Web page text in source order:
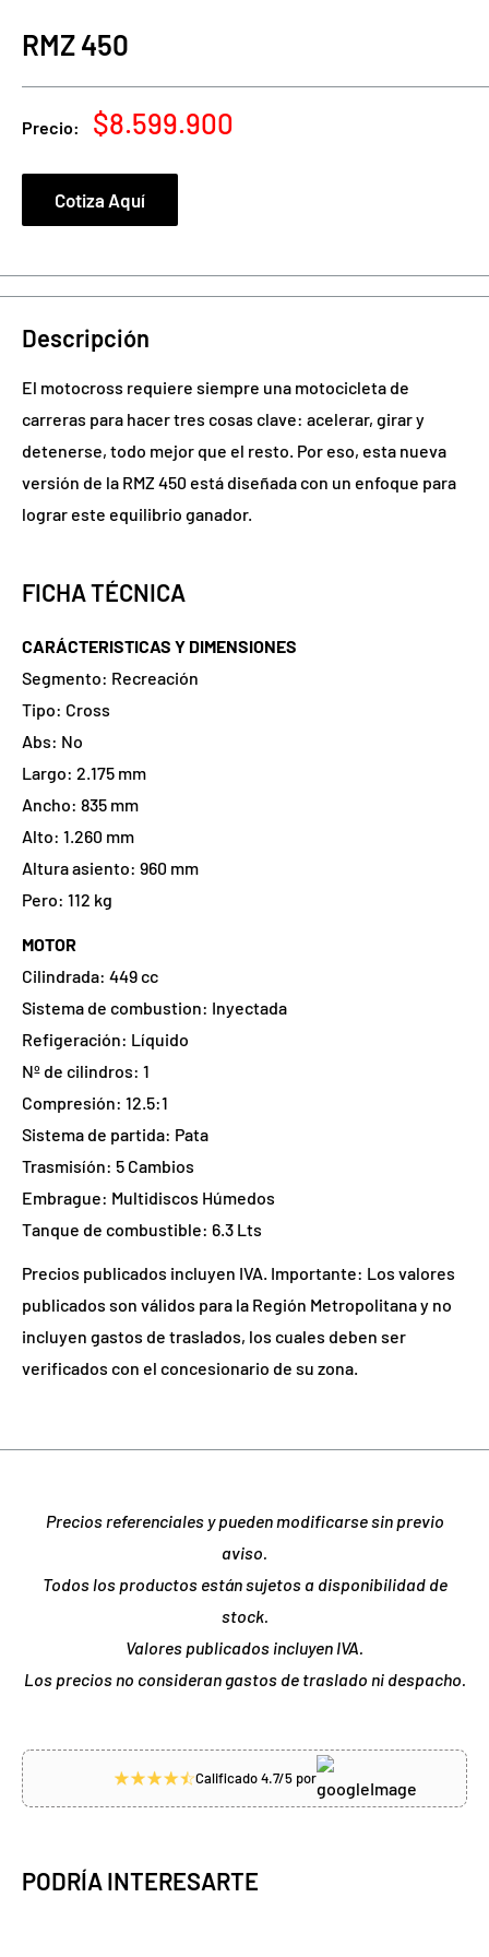
RMZ 450
Precio:
Precio
venta
$8.599.900
Cotiza Aquí
Descripción
El motocross requiere siempre una motocicleta de
carreras para hacer tres cosas clave: acelerar, girar y
detenerse, todo mejor que el resto. Por eso, esta nueva
versión de la RMZ 450 está diseñada con un enfoque para
lograr este equilibrio ganador.
FICHA TÉCNICA
CARÁCTERISTICAS Y DIMENSIONES
Segmento: Recreación
Tipo: Cross
Abs: No
Largo: 2.175 mm
Ancho: 835 mm
Alto: 1.260 mm
Altura asiento: 960 mm
Pero: 112 kg
MOTOR
Cilindrada: 449 cc
Sistema de combustion: Inyectada
Refigeración: Líquido
Nº de cilindros: 1
Compresión: 12.5:1
Sistema de partida: Pata
Trasmisíón: 5 Cambios
Embrague: Multidiscos Húmedos
Tanque de combustible: 6.3 Lts
Precios publicados incluyen IVA. Importante: Los valores
publicados son válidos para la Región Metropolitana y no
incluyen gastos de traslados, los cuales deben ser
verificados con el concesionario de su zona.
Precios referenciales y pueden modificarse sin previo
aviso.
Todos los productos están sujetos a disponibilidad de
stock.
Valores publicados incluyen IVA.
Los precios no consideran gastos de traslado ni despacho.
Calificado 4.7/5 por
PODRÍA INTERESARTE